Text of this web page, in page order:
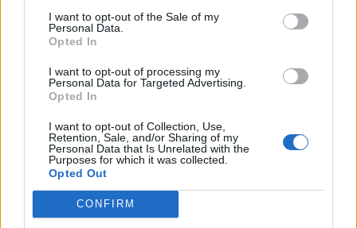
I want to opt-out of the Sale of my
Personal Data.
Opted In
I want to opt-out of processing my
Personal Data for Targeted Advertising.
Opted In
I want to opt-out of Collection, Use,
Retention, Sale, and/or Sharing of my
Personal Data that Is Unrelated with the
Purposes for which it was collected.
Opted Out
CONFIRM
55km/h ΚΑΘΑΡΟΣ
18% υγρ.
55km/h ΚΑΘΑΡΟΣ
18%υγρ.
55km/h ΚΑΘΑΡΟΣ
33°C
ΠΑΡΑΣΚΕΥΗ14 ΑΥΓΟΥΣΤΟΥ